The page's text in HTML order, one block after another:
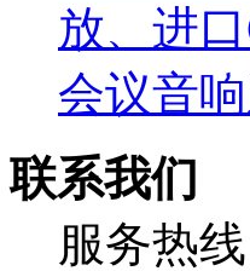
放、进
会议音
联系我们
服务热